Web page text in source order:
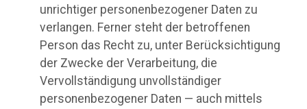
unrichtiger personenbezogener Daten zu
verlangen. Ferner steht der betroffenen
Person das Recht zu, unter Berücksichtigung
der Zwecke der Verarbeitung, die
Vervollständigung unvollständiger
personenbezogener Daten — auch mittels